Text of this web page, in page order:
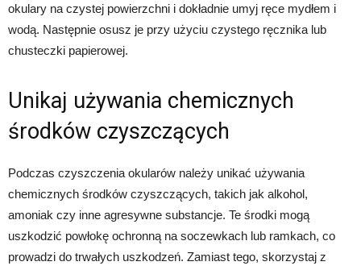
okulary na czystej powierzchni i dokładnie umyj ręce mydłem i
wodą. Następnie osusz je przy użyciu czystego ręcznika lub
chusteczki papierowej.
Unikaj używania chemicznych
środków czyszczących
Podczas czyszczenia okularów należy unikać używania
chemicznych środków czyszczących, takich jak alkohol,
amoniak czy inne agresywne substancje. Te środki mogą
uszkodzić powłokę ochronną na soczewkach lub ramkach, co
prowadzi do trwałych uszkodzeń. Zamiast tego, skorzystaj z